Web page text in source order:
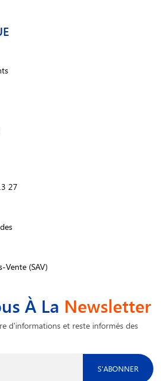
27
Vente (SAV)
À La Newsletter
d'informations et reste informés des
S'ABONNER